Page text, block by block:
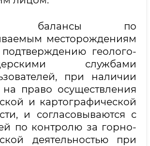
балансы по
месторождениям
геолого-
службами
при наличии
право осуществления
и картографической
и согласовываются с
по контролю за горно-
деятельностью при